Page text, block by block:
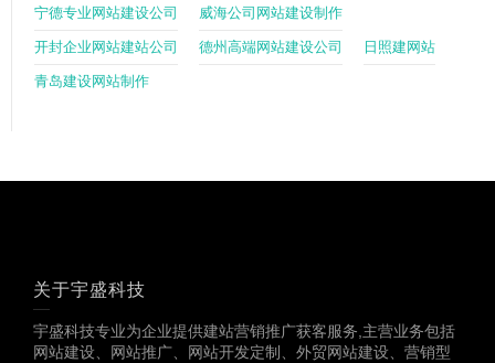
宁德专业网站建设公司 威海公司网站建设制作
开封企业网站建站公司 德州高端网站建设公司 日照建网站
青岛建设网站制作
关于宇盛科技
宇盛科技专业为企业提供建站营销推广获客服务,主营业务包括
网站建设、网站推广、网站开发定制、外贸网站建设、营销型